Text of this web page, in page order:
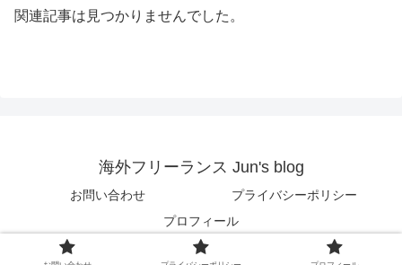
関連記事は見つかりませんでした。
海外フリーランス Jun's blog
お問い合わせ
プライバシーポリシー
プロフィール
© 2018 海外フリーランス Jun's blog.